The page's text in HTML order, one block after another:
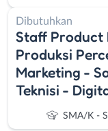
Dibutuhkan
Staff Product
Produksi
Marketing -
Teknisi -
SMA/K -